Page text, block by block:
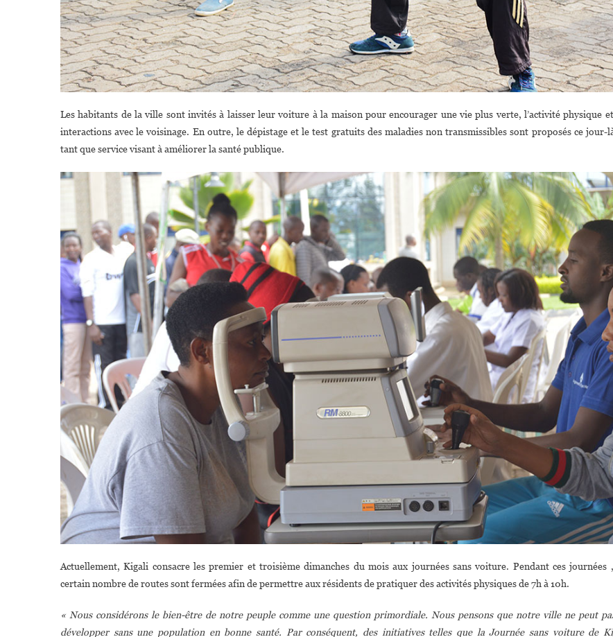
Les habitants de la ville sont invités à laisser leur voiture à la maison pour encourager une vie plus verte, l’activité physique
interactions avec le voisinage. En outre, le dépistage et le test gratuits des maladies non transmissibles sont proposés ce jour-
tant que service visant à améliorer la santé publique.
Actuellement, Kigali consacre les premier et troisième dimanches du mois aux journées sans voiture. Pendant ces journées
certain nombre de routes sont fermées afin de permettre aux résidents de pratiquer des activités physiques de 7h à 10h.
« Nous considérons le bien-être de notre peuple comme une question primordiale. Nous pensons que notre ville ne peut
développer sans une population en bonne santé. Par conséquent, des initiatives telles que la Journée sans voiture de